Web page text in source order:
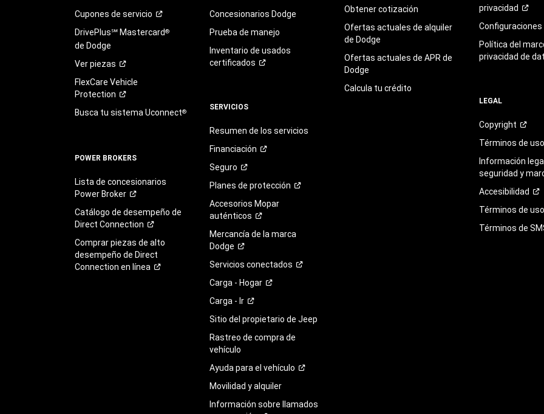
Cupones de servicio
DrivePlus℠ Mastercard®
de Dodge
Verpiezas
FlexCare Vehicle
Protection
Busca tu sistema Uconnect®
POWER BROKERS
Lista de concesionarios
Power Broker
Catálogo de desempeño de
Direct Connection
Comprar piezas de alto
desempeño de Direct
Connection en línea
Concesionarios Dodge
Prueba de manejo
Inventario de usados
certificados
SERVICIOS
Resumen de los servicios
Financiación
Seguro
Planes de protección
Accesorios Mopar
auténticos
Mercancía de la marca
Dodge
Servicios conectados
Carga - Hogar
Carga - Ir
Sitio del propietario de Jeep
Rastreo de compra de
vehículo
Ayuda para el vehículo
Movilidad y alquiler
Información sobre llamados
Obtener cotización
Ofertas actuales de alquiler
de Dodge
Ofertas actuales de APR de
Dodge
Calcula tu crédito
privacidad
Configuraciones
Política del
privacidad de
LEGAL
Copyright
Términos deuso
Información
seguridad y
Accesibilidad
Términos de
Términos de